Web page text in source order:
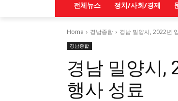
전체뉴스 정치/사회/경제
Home 경남종합 경남 밀양시, 2022년
경남종합
경남 밀양시,
행사 성료